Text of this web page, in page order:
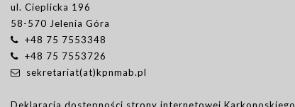
ul. Cieplicka 196
58-570 Jelenia Góra
+48 75 7553348
+48 75 7553726
sekretariat(at)kpnmab.pl
Deklaracja dostępności strony internetowej Karkonoskiego